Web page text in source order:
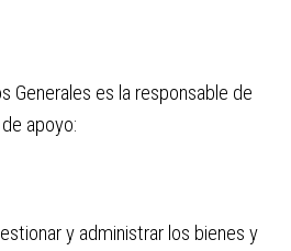
Generales es la responsable de
apoyo:
y administrar los bienes y